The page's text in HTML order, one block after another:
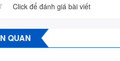
Click để đánh giá bài viết
QUAN